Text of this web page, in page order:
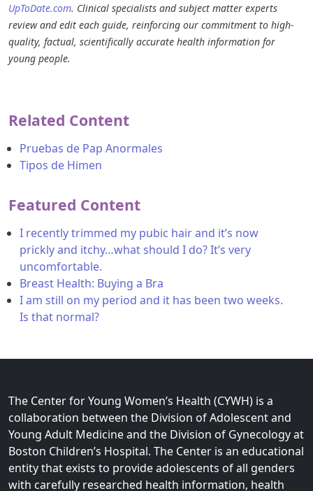
UpToDate.com. Clinical specialists and subject matter experts
review and edit each guide, reinforcing our commitment to high-
quality, factual, scientifically accurate health information for
young people.
Related Content
Pruebas de Pap Anormales
Tipos de Himen
Featured Content
I recently trimmed my pubic hair and it’s now
prickly and itchy…what should I do? It’s very
uncomfortable.
Breast Health: Buying a Bra
I am still on my period and it has been two weeks.
Is that normal?
The Center for Young Women’s Health (CYWH) is a
collaboration between the Division of Adolescent and
Young Adult Medicine and the Division of Gynecology at
Boston Children’s Hospital. The Center is an educational
entity that exists to provide adolescents of all genders
with carefully researched health information, health